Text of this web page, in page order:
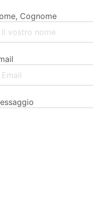
Cognome